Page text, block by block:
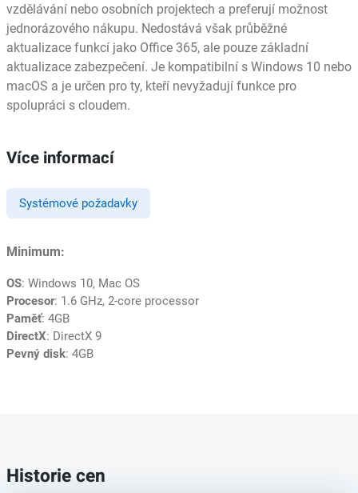
vzdělávání nebo osobních projektech a preferují možnost
jednorázového nákupu. Nedostává však průběžné
aktualizace funkcí jako Office 365, ale pouze základní
aktualizace zabezpečení. Je kompatibilní s Windows 10 nebo
macOS a je určen pro ty, kteří nevyžadují funkce pro
spolupráci s cloudem.
Více informací
Systémové požadavky
Minimum:
OS: Windows 10, Mac OS
Procesor: 1.6 GHz, 2-core processor
Paměť: 4GB
DirectX: DirectX 9
Pevný disk: 4GB
Historie cen